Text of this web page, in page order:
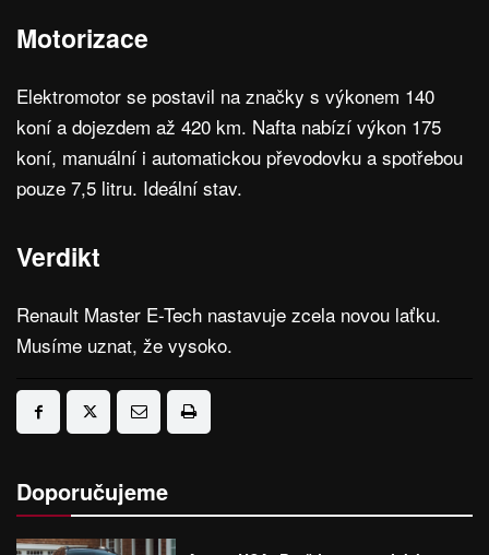
Motorizace
Elektromotor se postavil na značky s výkonem 140
koní a dojezdem až 420 km. Nafta nabízí výkon 175
koní, manuální i automatickou převodovku a spotřebou
pouze 7,5 litru. Ideální stav.
Verdikt
Renault Master E-Tech nastavuje zcela novou laťku.
Musíme uznat, že vysoko.
Doporučujeme